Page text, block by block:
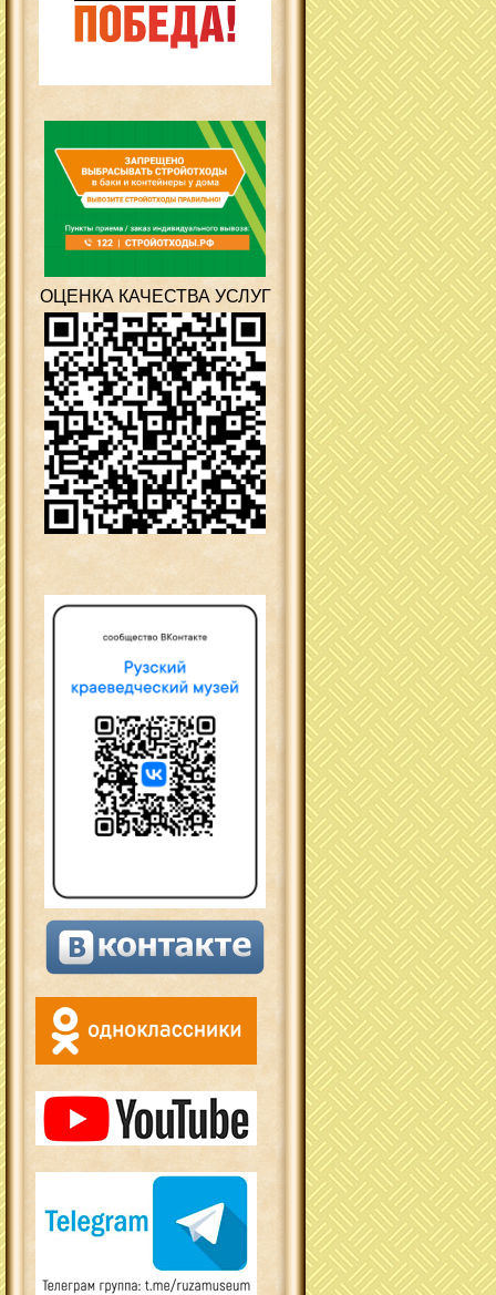
ОЦЕНКА КАЧЕСТВА УСЛУГ